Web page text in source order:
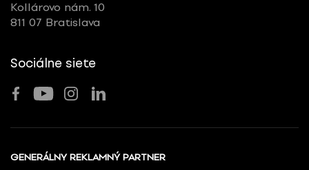
Kollárovo nám. 10
811 07 Bratislava
Sociálne siete
GENERÁLNY REKLAMNÝ PARTNER